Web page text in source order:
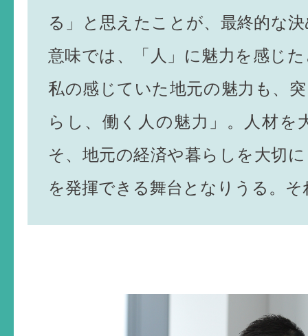
る」と思えたことが、最終的な
意味では、「人」に魅力を感じ
私の感じていた地元の魅力も、
らし、働く人の魅力」。人材を
そ、地元の経済や暮らしを大切
を発揮できる舞台となりうる。